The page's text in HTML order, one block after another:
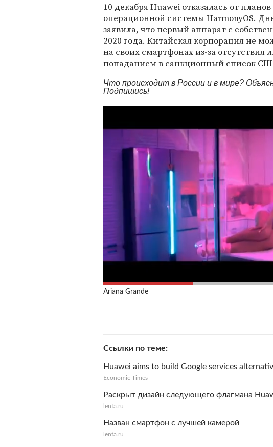
10 декабря Huawei отказалась от
операционной системы HarmonyOS.
заявила, что первый аппарат с
2020 года. Китайская корпорация не
на своих смартфонах из-за отсутствия
попаданием в санкционный список
Что происходит в России и в мире?
Подпишись!
Ariana Grande
Ссылки по теме
Huawei aims to build Google services
Economic Times
Раскрыт дизайн следующего флагмана
lenta.ru
Назван смартфон с лучшей камерой
lenta.ru